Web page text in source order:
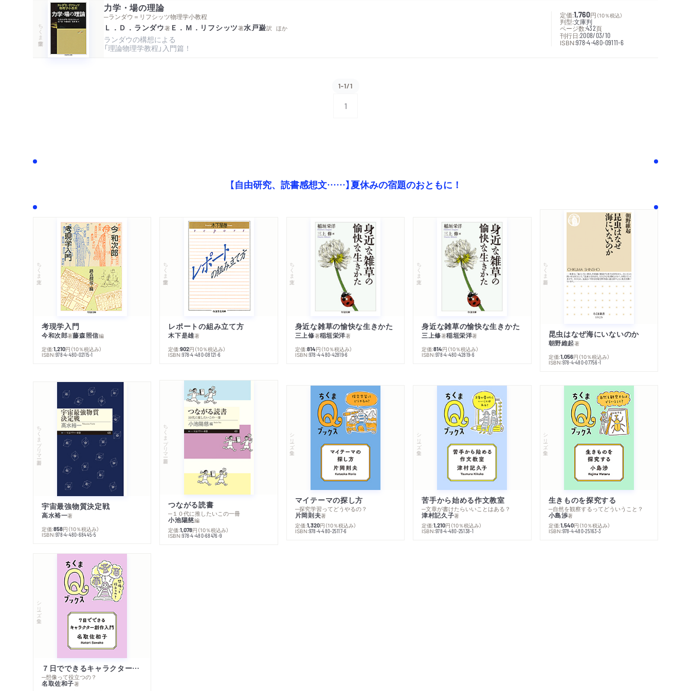
ちくま学芸文庫
力学・場の理論
─ランダウ＝リフシッツ物理学小教程
Ｌ．Ｄ．ランダウ著Ｅ．Ｍ．リフシッツ著水戸巌訳 ほか
ランダウの構想による
「理論物理学教程」入門篇！
定価:1,760円 （10％税込）
判型:文庫判
ページ数:432頁
刊行日:2008/03/10
ISBN:978-4-480-09111-6
1-1/1
1
【自由研究、読書感想文……】夏休みの宿題のおともに！
ちくま文庫
考現学入門
今和次郎著藤森照信編
定価:1,210円 （10％税込み）
ISBN:978-4-480-02115-1
ちくま学芸文庫
レポートの組み立て方
木下是雄著
定価:902円 （10％税込み）
ISBN:978-4-480-08121-6
ちくま文庫
身近な雑草の愉快な生きかた
三上修著稲垣栄洋著
定価:814円 （10％税込み）
ISBN:978-4-480-42819-6
ちくま文庫
身近な雑草の愉快な生きかた
三上修著稲垣栄洋著
定価:814円 （10％税込み）
ISBN:978-4-480-42819-6
ちくま新書
昆虫はなぜ海にいないのか
朝野維起著
定価:1,056円 （10％税込み）
ISBN:978-4-480-07756-1
ちくまプリマー新書
宇宙最強物質決定戦
高水裕一著
定価:858円 （10％税込み）
ISBN:978-4-480-68445-5
ちくまプリマー新書
つながる読書
─１０代に推したいこの一冊
小池陽慈編
定価:1,078円 （10％税込み）
ISBN:978-4-480-68476-9
シリーズ・全集
マイテーマの探し方
─探究学習ってどうやるの？
片岡則夫著
定価:1,320円 （10％税込み）
ISBN:978-4-480-25117-6
シリーズ・全集
苦手から始める作文教室
─文章が書けたらいいことはある？
津村記久子著
定価:1,210円 （10％税込み）
ISBN:978-4-480-25138-1
シリーズ・全集
生きものを探究する
─自然を観察するってどういうこと？
小島渉著
定価:1,540円 （10％税込み）
ISBN:978-4-480-25163-3
シリーズ・全集
７日でできるキャラクター創作入門
─想像って役立つの？
名取佐和子著